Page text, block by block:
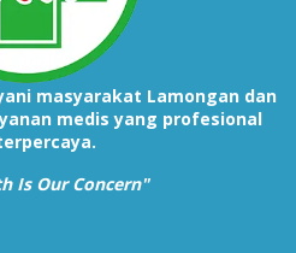
masyarakat Lamongan dan
medis yang profesional
Is Our Concern"